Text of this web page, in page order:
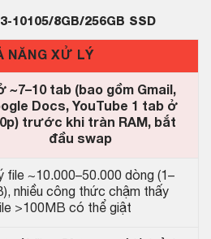
10105/8GB/256GB SSD
NĂNG XỬ LÝ
~7–10 tab (bao gồm Gmail,
Docs, YouTube 1 tab ở
trước khi tràn RAM, bắt
đầu swap
file ~10.000–50.000 dòng (1–
nhiều công thức chậm thấy
>100MB có thể giật